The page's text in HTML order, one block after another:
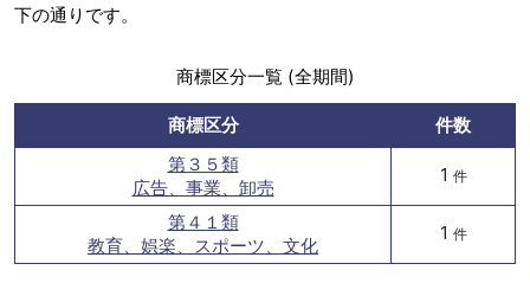
下の通りです。
商標区分一覧 (全期間)
商標区分
件数
第３５類
広告、事業、卸売
1 件
第４１類
教育、娯楽、スポーツ、文化
1 件